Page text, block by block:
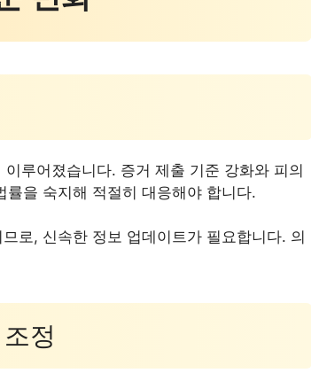
루어졌습니다. 증거 제출 기준 강화와 피의
을 숙지해 적절히 대응해야 합니다.
로, 신속한 정보 업데이트가 필요합니다. 의
정